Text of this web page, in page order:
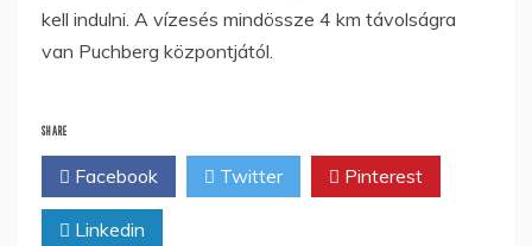
kell indulni. A vízesés mindössze 4 km távolságra
van Puchberg központjától.
SHARE
Facebook Twitter Pinterest
Linkedin